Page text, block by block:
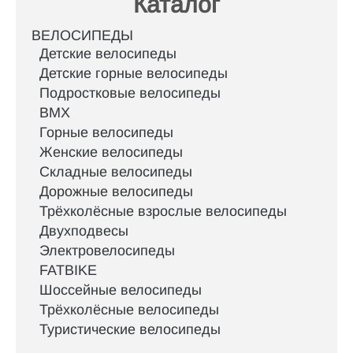
ВЕЛОСИПЕДЫ
Детские велосипеды
Детские горные велосипеды
Подростковые велосипеды
BMX
Горные велосипеды
Женские велосипеды
Складные велосипеды
Дорожные велосипеды
Трёхколёсные взрослые велосипеды
Двухподвесы
Электровелосипеды
FATBIKE
Шоссейные велосипеды
Трёхколёсные велосипеды
Туристические велосипеды